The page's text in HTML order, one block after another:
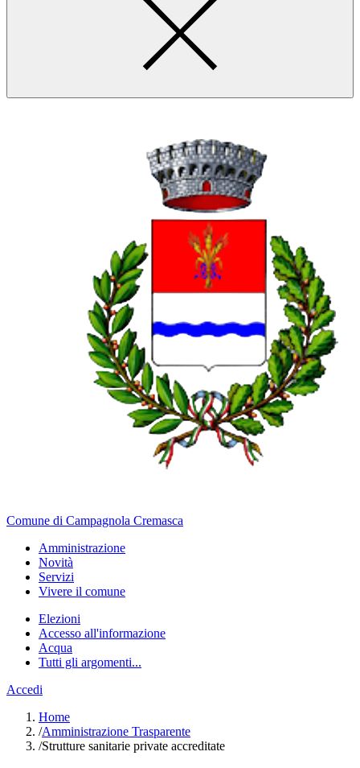
Comune di Campagnola Cremasca
Amministrazione
Novità
Servizi
Vivere il comune
Elezioni
Accesso all'informazione
Acqua
Tutti gli argomenti...
Accedi
Home
/Amministrazione Trasparente
/Strutture sanitarie private accreditate